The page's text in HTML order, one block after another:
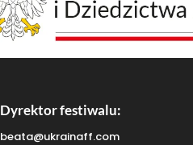
Dyrektor festiwalu:
beata@ukrainaff.com